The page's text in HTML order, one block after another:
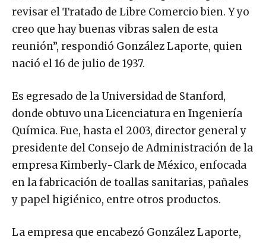
revisar el Tratado de Libre Comercio bien. Y yo
creo que hay buenas vibras salen de esta
reunión”, respondió González Laporte, quien
nació el 16 de julio de 1937.
Es egresado de la Universidad de Stanford,
donde obtuvo una Licenciatura en Ingeniería
Química. Fue, hasta el 2003, director general y
presidente del Consejo de Administración de la
empresa Kimberly-Clark de México, enfocada
en la fabricación de toallas sanitarias, pañales
y papel higiénico, entre otros productos.
La empresa que encabezó González Laporte,